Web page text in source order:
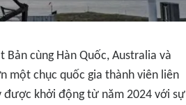
Bản cùng Hàn Quốc, Australia và
một chục quốc gia thành viên liên
được khởi động từ năm 2024 với sự